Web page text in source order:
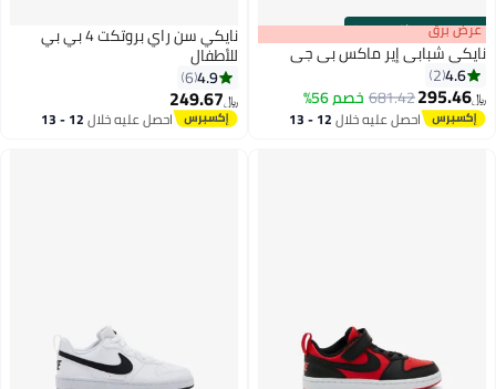
00m:00s
·باقي 100% عرض برق
نايكي شبابي إير ماكس بي جي
4.6
2
﷼‏295.46
681.42خصم 56%
احصل عليه خلال 12 - 13
5
نايكي سن راي بروتكت 4 بي بي
للأطفال
4.9
6
﷼‏249.67
احصل عليه خلال 12 - 13